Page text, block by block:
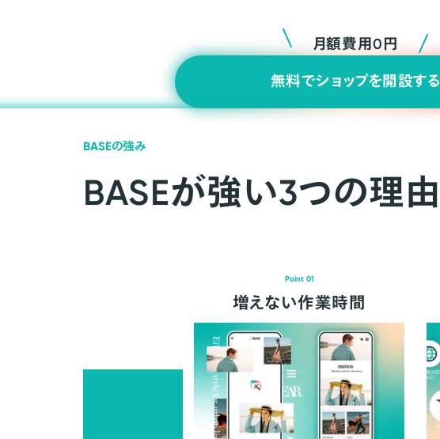
月額費用0円
無料でショップを開設する
BASEの強み
BASEが強い3つの理由
Point 01
増えない作業時間